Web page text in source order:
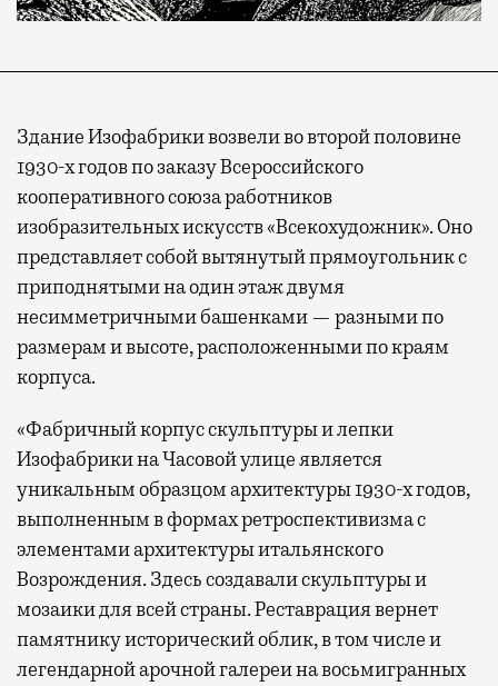
Здание Изофабрики возвели во второй половине
1930-х годов по заказу Всероссийского
кооперативного союза работников
изобразительных искусств «Всекохудожник». Оно
представляет собой вытянутый прямоугольник с
приподнятыми на один этаж двумя
несимметричными башенками — разными по
размерам и высоте, расположенными по краям
корпуса.
«Фабричный корпус скульптуры и лепки
Изофабрики на Часовой улице является
уникальным образцом архитектуры 1930-х годов,
выполненным в формах ретроспективизма с
элементами архитектуры итальянского
Возрождения. Здесь создавали скульптуры и
мозаики для всей страны. Реставрация вернет
памятнику исторический облик, в том числе и
легендарной арочной галереи на восьмигранных